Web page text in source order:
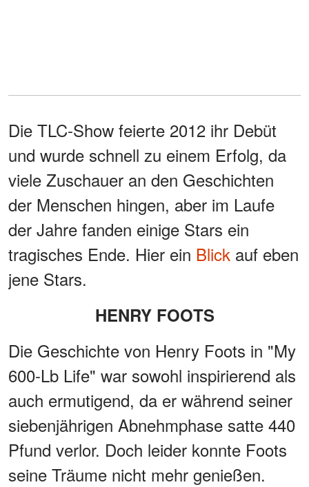
Die TLC-Show feierte 2012 ihr Debüt
und wurde schnell zu einem Erfolg, da
viele Zuschauer an den Geschichten
der Menschen hingen, aber im Laufe
der Jahre fanden einige Stars ein
tragisches Ende. Hier ein Blick auf eben
jene Stars.
HENRY FOOTS
Die Geschichte von Henry Foots in "My
600-Lb Life" war sowohl inspirierend als
auch ermutigend, da er während seiner
siebenjährigen Abnehmphase satte 440
Pfund verlor. Doch leider konnte Foots
seine Träume nicht mehr genießen.